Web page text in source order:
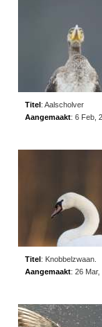
Titel: Aalscholver
Aangemaakt: 6 Feb,
Titel: Knobbelzwaan.
Aangemaakt: 26 Mar,